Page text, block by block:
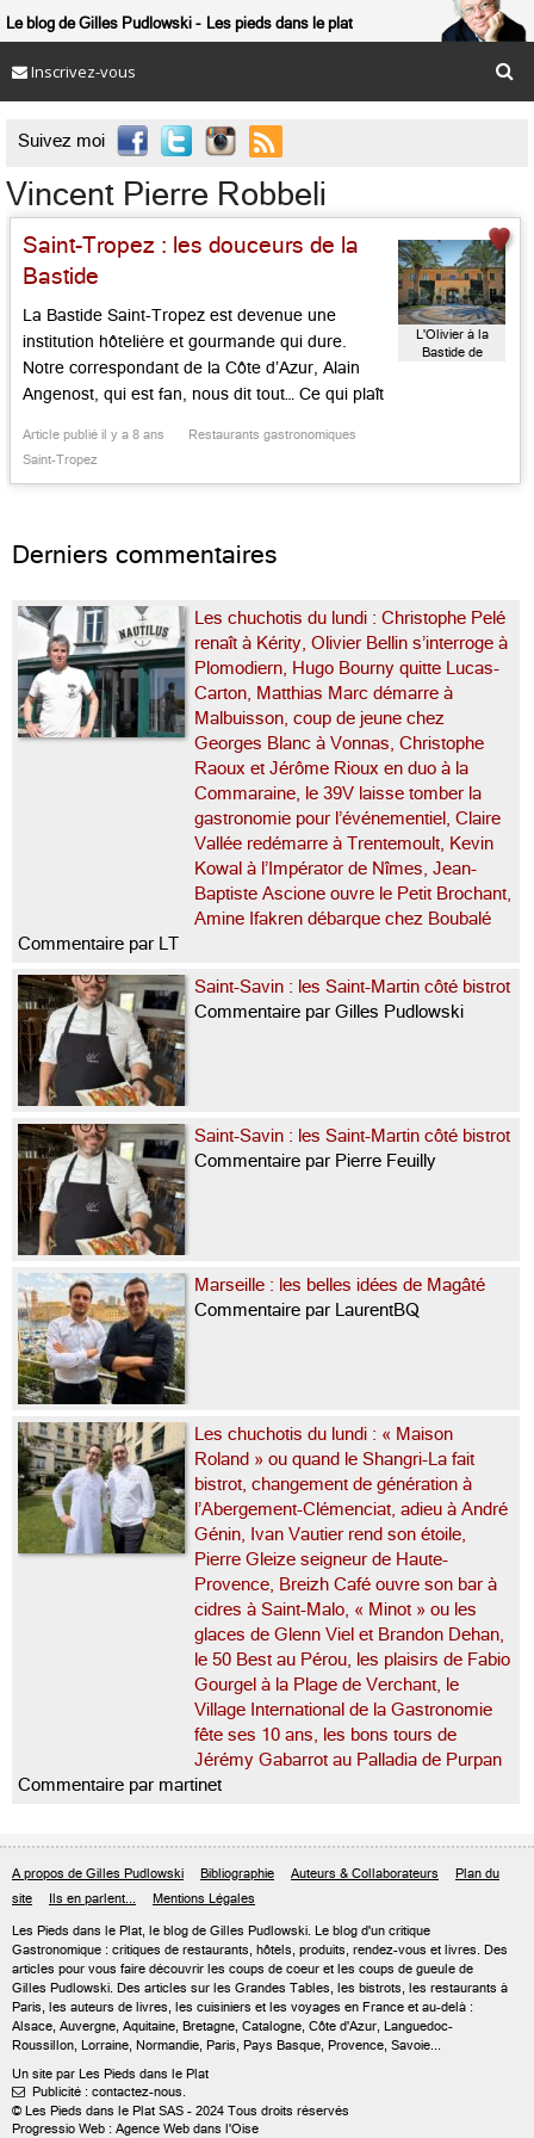
Le blog de Gilles Pudlowski Les pieds dans le plat
Inscrivez-vous
Suivez moi 
Vincent Pierre Robbeli
Saint-Tropez : les douceurs de la
Bastide
La Bastide Saint-Tropez est devenue une
institution hôtelière et gourmande qui dure.
Notre correspondant de la Côte d’Azur, Alain
Angenost, qui est fan, nous dit tout… Ce qui plaît
contraire. La fête et la « coolitude » peuvent s’y
acoquiner. Fashionistas, VIP, et fêtards en
Article publié il y a 8 ans
Restaurants gastronomiques
Saint-Tropez
L'Olivier à la
Bastide de
Derniers commentaires
Les chuchotis du lundi : Christophe Pelé
renaît à Kérity, Olivier Bellin s’interroge à
Plomodiern, Hugo Bourny quitte Lucas-
Carton, Matthias Marc démarre à
Malbuisson, coup de jeune chez
Georges Blanc à Vonnas, Christophe
Raoux et Jérôme Rioux en duo à la
Commaraine, le 39V laisse tomber la
gastronomie pour l’événementiel, Claire
Vallée redémarre à Trentemoult, Kevin
Kowal à l’Impérator de Nîmes, Jean-
Baptiste Ascione ouvre le Petit Brochant,
Amine Ifakren débarque chez Boubalé
Commentaire par LT
Saint-Savin : les Saint-Martin côté bistrot
Commentaire par Gilles Pudlowski
Saint-Savin : les Saint-Martin côté bistrot
Commentaire par Pierre Feuilly
Marseille : les belles idées de Magâté
Commentaire par LaurentBQ
Les chuchotis du lundi : « Maison
Roland » ou quand le Shangri-La fait
bistrot, changement de génération à
l’Abergement-Clémenciat, adieu à André
Génin, Ivan Vautier rend son étoile,
Pierre Gleize seigneur de Haute-
Provence, Breizh Café ouvre son bar à
cidres à Saint-Malo, « Minot » ou les
glaces de Glenn Viel et Brandon Dehan,
le 50 Best au Pérou, les plaisirs de Fabio
Gourgel à la Plage de Verchant, le
Village International de la Gastronomie
fête ses 10 ans, les bons tours de
Jérémy Gabarrot au Palladia de Purpan
Commentaire par martinet
A propos de Gilles Pudlowski Bibliographie Auteurs & Collaborateurs
Plan du
site
Ils en parlent... Mentions Légales
Les Pieds dans le Plat, le blog de Gilles Pudlowski. Le blog d'un critique
Gastronomique : critiques de restaurants, hôtels, produits, rendez-vous et livres. Des
articles pour vous faire découvrir les coups de coeur et les coups de gueule de
Gilles Pudlowski. Des articles sur les Grandes Tables, les bistrots, les restaurants à
Paris, les auteurs de livres, les cuisiniers et les voyages en France et au-delà :
Alsace, Auvergne, Aquitaine, Bretagne, Catalogne, Côte d'Azur, Languedoc-
Roussillon, Lorraine, Normandie, Paris, Pays Basque, Provence, Savoie...
Un site par Les Pieds dans le Plat
 Publicité : contactez-nous.
© Les Pieds dans le Plat SAS - 2024 Tous droits réservés
Progressio Web : Agence Web dans l'Oise